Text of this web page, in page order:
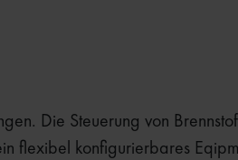
Die Steuerung von
flexibel konfigurierbares